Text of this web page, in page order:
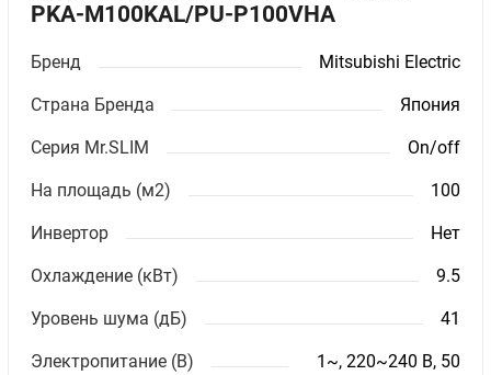
PKA-M100KAL/PU-P100VHA
Бренд Mitsubishi Electric
Страна Бренда Япония
Серия Mr.SLIM On/off
На площадь (м2) 100
Инвертор Нет
Охлаждение (кВт) 9.5
Уровень шума (дБ) 41
Электропитание (В)
1~, 220~240 В, 50